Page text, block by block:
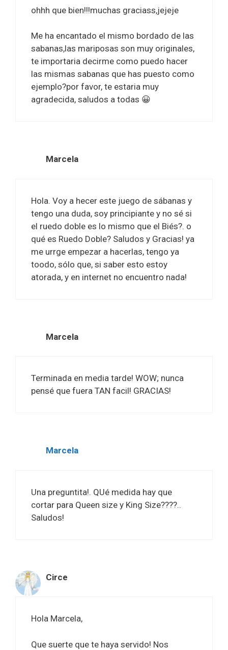
ohhh que bien!!!muchas graciass,jejeje
Me ha encantado el mismo bordado de las
sabanas,las mariposas son muy originales,
te importaria decirme como puedo hacer
las mismas sabanas que has puesto como
ejemplo?por favor, te estaria muy
agradecida, saludos a todas 😀
Marcela
Hola. Voy a hecer este juego de sábanas y
tengo una duda, soy principiante y no sé si
el ruedo doble es lo mismo que el Biés?. o
qué es Ruedo Doble? Saludos y Gracias! ya
me urrge empezar a hacerlas, tengo ya
toodo, sólo que, si saber esto estoy
atorada, y en internet no encuentro nada!
Marcela
Terminada en media tarde! WOW; nunca
pensé que fuera TAN facil! GRACIAS!
Marcela
Una preguntita!. QUé medida hay que
cortar para Queen size y King Size????..
Saludos!
Circe
Hola Marcela,
Que suerte que te haya servido! Nos